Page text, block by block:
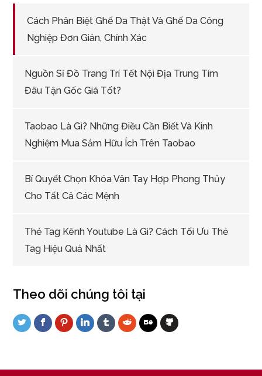
Cách Phân Biệt Ghế Da Thật Và Ghế Da Công
Nghiệp Đơn Giản, Chính Xác
Nguồn Sỉ Đồ Trang Trí Tết Nội Địa Trung Tìm
Đâu Tận Gốc Giá Tốt?
Taobao Là Gì? Những Điều Cần Biết Và Kinh
Nghiệm Mua Sắm Hữu Ích Trên Taobao
Bí Quyết Chọn Khóa Vân Tay Hợp Phong Thủy
Cho Tất Cả Các Mệnh
Thẻ Tag Kênh Youtube Là Gì? Cách Tối Ưu Thẻ
Tag Hiệu Quả Nhất
Theo dõi chúng tôi tại